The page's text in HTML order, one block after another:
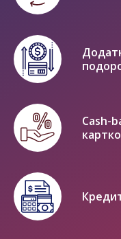
Cash-